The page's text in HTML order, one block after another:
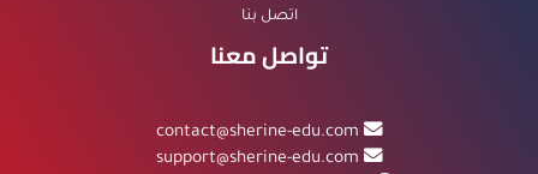
اتصل بنا
تواصل معنا
contact@sherine-edu.com
support@sherine-edu.com